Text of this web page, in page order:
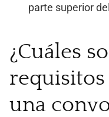
parte superior
¿Cuáles
requisitos
una